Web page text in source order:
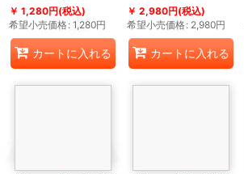
1,280円(税込)
希望小売価格: 1,280円
カートに入れる
2,980円(税込)
希望小売価格: 2,980円
カートに入れる